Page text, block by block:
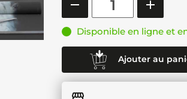
Disponible en ligne et
Ajouter au